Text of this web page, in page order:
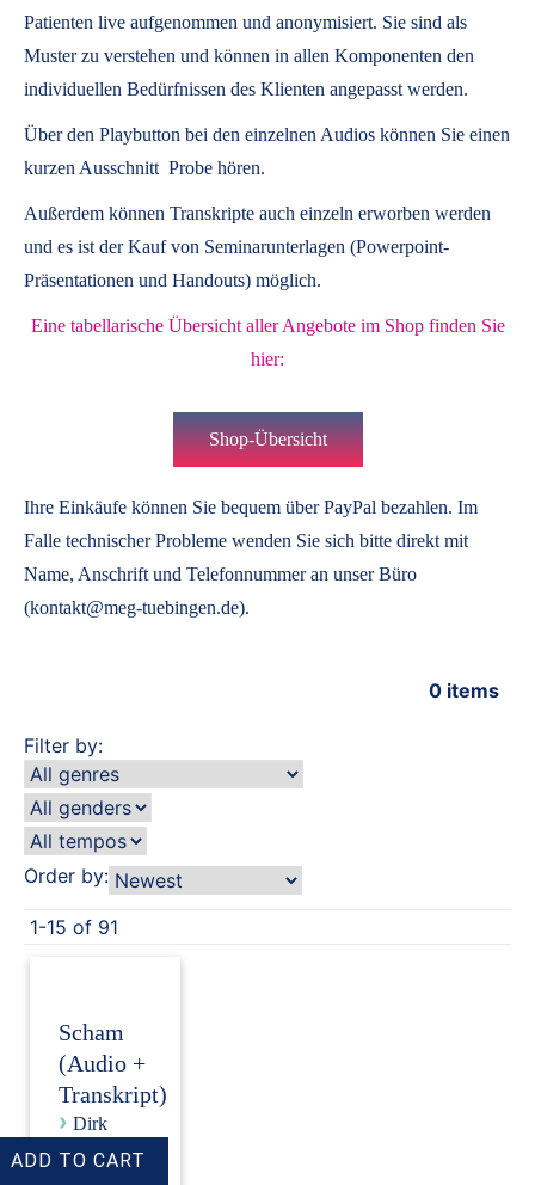
Patienten live aufgenommen und anonymisiert. Sie sind als
Muster zu verstehen und können in allen Komponenten den
individuellen Bedürfnissen des Klienten angepasst werden.
Über den Playbutton bei den einzelnen Audios können Sie einen
kurzen Ausschnitt Probe hören.
Außerdem können Transkripte auch einzeln erworben werden
und es ist der Kauf von Seminarunterlagen (Powerpoint-
Präsentationen und Handouts) möglich.
Eine tabellarische Übersicht aller Angebote im Shop finden Sie
hier:
Shop-Übersicht
Ihre Einkäufe können Sie bequem über PayPal bezahlen. Im
Falle technischer Probleme wenden Sie sich bitte direkt mit
Name, Anschrift und Telefonnummer an unser Büro
(kontakt@meg-tuebingen.de).
0 items
Filter by:
Order by:
1-15 of 91
Scham
(Audio +
Transkript)
› Dirk
Revenstorf